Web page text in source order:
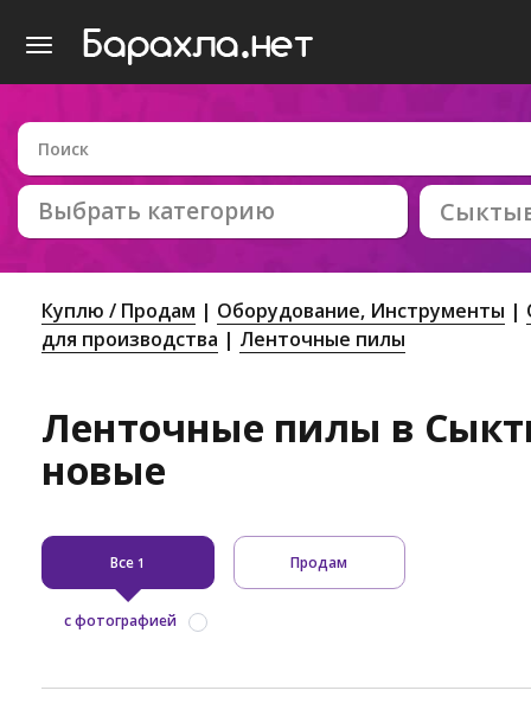
Выбрать категорию
Куплю / Продам Оборудование, Инструменты
для производства
Ленточные пилы
Ленточные пилы в
новые
Все 1 Продам
с фотографией